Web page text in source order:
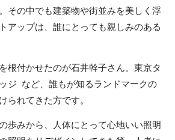
その中でも建築物や街並みを美しく浮
アップは、誰にとっても親しみのある
根付かせたのが石井幹子さん。東京タ
ジ など、誰もが知るランドマークの
られてきた方です。
歩みから、人体にとって心地いい照明